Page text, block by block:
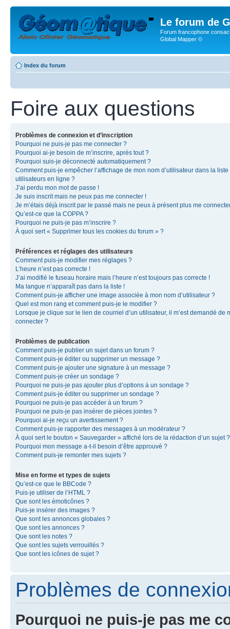
Le forum de
Forum francophone
Global Mapper ©
Index du forum
Foire aux questions
Problèmes de connexion et d’inscription
Pourquoi ne puis-je pas me connecter ?
Pourquoi ai-je besoin de m’inscrire, après tout ?
Pourquoi suis-je déconnecté automatiquement ?
Comment puis-je empêcher l’affichage de mon nom d’utilisateur dans la liste
utilisateurs en ligne ?
J’ai perdu mon mot de passe !
Je suis inscrit mais ne peux pas me connecter !
Je m’étais déjà inscrit par le passé mais ne peux à présent plus me
Qu’est-ce que la COPPA ?
Pourquoi ne puis-je pas m’inscrire ?
À quoi sert « Supprimer tous les cookies du forum » ?
Préférences et réglages des utilisateurs
Comment puis-je modifier mes réglages ?
L’heure n’est pas correcte !
J’ai modifié le fuseau horaire mais l’heure n’est toujours pas correcte !
Ma langue n’apparaît pas dans la liste !
Comment puis-je afficher une image associée à mon nom d’utilisateur ?
Quel est mon rang et comment puis-je le modifier ?
Lorsque je clique sur le lien de courriel d’un utilisateur, il m’est demandé de
connecter ?
Problèmes de publication
Comment puis-je publier un sujet dans un forum ?
Comment puis-je éditer ou supprimer un message ?
Comment puis-je ajouter une signature à un message ?
Comment puis-je créer un sondage ?
Pourquoi ne puis-je pas ajouter plus d’options à un sondage ?
Comment puis-je éditer ou supprimer un sondage ?
Pourquoi ne puis-je pas accéder à un forum ?
Pourquoi ne puis-je pas insérer de pièces jointes ?
Pourquoi ai-je reçu un avertissement ?
Comment puis-je rapporter des messages à un modérateur ?
À quoi sert le bouton « Sauvegarder » affiché lors de la rédaction d’un sujet ?
Pourquoi mon message a-t-il besoin d’être approuvé ?
Comment puis-je remonter mes sujets ?
Mise en forme et types de sujets
Qu’est-ce que le BBCode ?
Puis-je utiliser de l’HTML ?
Que sont les émoticônes ?
Puis-je insérer des images ?
Que sont les annonces globales ?
Que sont les annonces ?
Que sont les notes ?
Que sont les sujets verrouillés ?
Que sont les icônes de sujet ?
Problèmes de
Pourquoi ne puis-je pas me